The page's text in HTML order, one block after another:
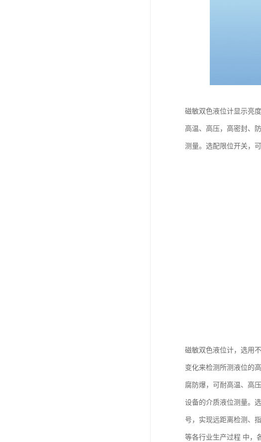
磁敏双色液位计显示亮
高温、高压，高密封、
测量。选配限位开关，
磁敏双色液位计，选用
变化来检测所测液位的
腐防爆，可耐高温、高
设备的介质液位测量。
号，实现远距离检测、
等各行业生产过程 中，